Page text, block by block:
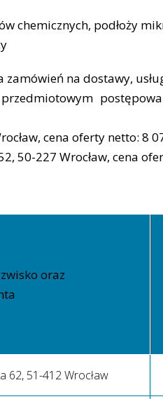
chemicznych, podłoży
na dostawy,
cena oferty netto: 8
50-227 Wrocław, cena
oraz
62, 51-412 Wrocław